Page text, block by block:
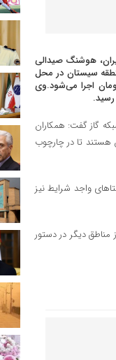
هوشنگ صیدالی
ایران در مراسم آغاز عملیات گازرسانی به ۲۵۷ روستای منطقه سیستان در محل
کرد: این پروژه با اعتبار بیش از یک هزار و ۲۰۰ میلیارد تومان اجرا می‌شود.وی
گاز گفت: همکاران
هستند تا در چارچوب
بقیه روستاهای واجد شرایط نیز
مناطق دیگر در دستور